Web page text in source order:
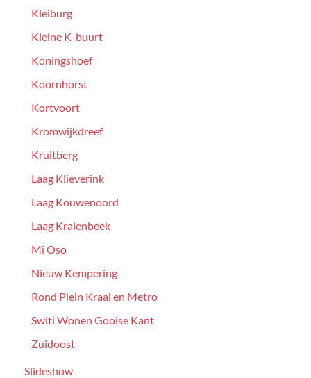
Kleiburg
Kleine K-buurt
Koningshoef
Koornhorst
Kortvoort
Kromwijkdreef
Kruitberg
Laag Klieverink
Laag Kouwenoord
Laag Kralenbeek
Mi Oso
Nieuw Kempering
Rond Plein Kraai en Metro
Switi Wonen Gooise Kant
Zuidoost
Slideshow